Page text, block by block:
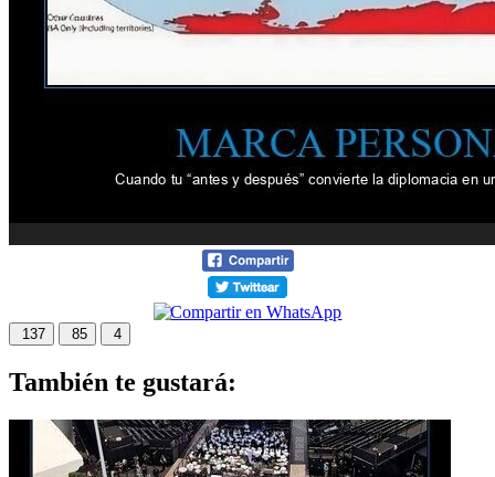
137 85 4
También te gustará: